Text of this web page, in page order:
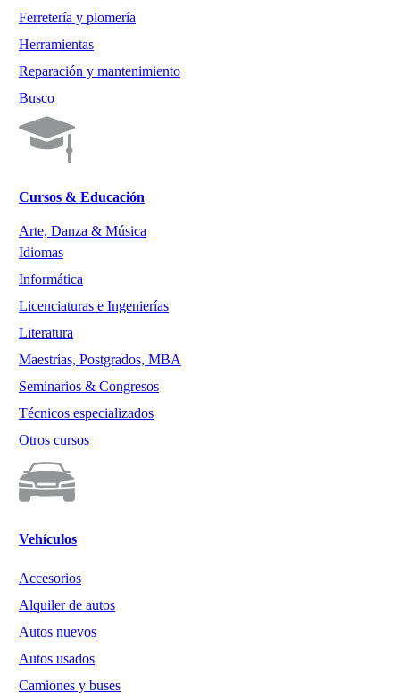
Ferretería y plomería
Herramientas
Reparación y mantenimiento
Busco
Cursos & Educación
Arte, Danza & Música
Idiomas
Informática
Licenciaturas e Ingenierías
Literatura
Maestrías, Postgrados, MBA
Seminarios & Congresos
Técnicos especializados
Otros cursos
Vehículos
Accesorios
Alquiler de autos
Autos nuevos
Autos usados
Camiones y buses